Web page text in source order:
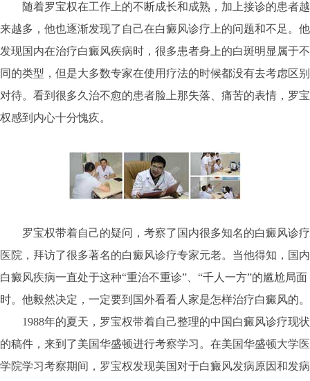
随着罗宝权在工作上的不断成长和成熟，加上接诊的患者越
来越多，他也逐渐发现了自己在白癜风诊疗上的问题和不足。他
发现国内在治疗白癜风疾病时，很多患者身上的白斑明显属于不
同的类型，但是大多数专家在使用疗法的时候都没有去考虑区别
对待。看到很多久治不愈的患者脸上那失落、痛苦的表情，罗宝
权感到内心十分愧疚。
罗宝权带着自己的疑问，考察了国内很多知名的白癜风诊疗
医院，拜访了很多著名的白癜风诊疗专家元老。当他得知，国内
白癜风疾病一直处于这种“重治不重诊”、“千人一方”的尴尬局面
时。他毅然决定，一定要到国外看看人家是怎样治疗白癜风的。
1988年的夏天，罗宝权带着自己整理的中国白癜风诊疗现状
的稿件，来到了美国华盛顿进行考察学习。在美国华盛顿大学医
学院学习考察期间，罗宝权发现美国对于白癜风发病原因和发病